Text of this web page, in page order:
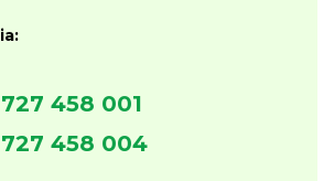
458 001
458 004